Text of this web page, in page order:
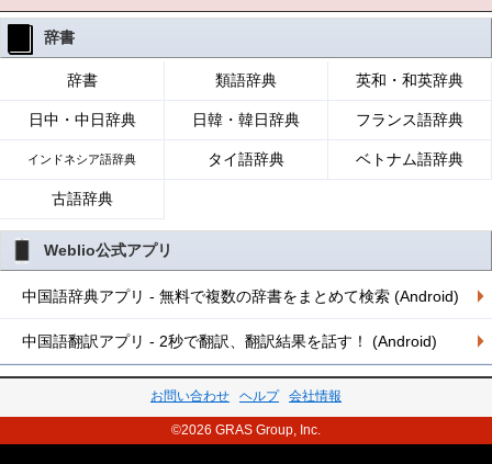
辞書
辞書 類語辞典 英和・和英辞典
日中・中日辞典 日韓・韓日辞典 フランス語辞典
インドネシア語辞典 タイ語辞典 ベトナム語辞典
古語辞典
Weblio公式アプリ
中国語辞典アプリ - 無料で複数の辞書をまとめて検索 (Android)
中国語翻訳アプリ - 2秒で翻訳、翻訳結果を話す！ (Android)
お問い合わせ ヘルプ 会社情報
©2026 GRAS Group, Inc.